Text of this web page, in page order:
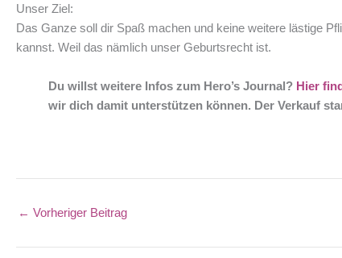
Unser Ziel:
Das Ganze soll dir Spaß machen und keine weitere lästige
kannst. Weil das nämlich unser Geburtsrecht ist.
Du willst weitere Infos zum Hero’s Journal? Hier
wir dich damit unterstützen können. Der Verkauf
← Vorheriger Beitrag